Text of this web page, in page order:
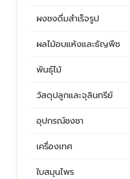
ผงชงดื่มสำเร็จรูป
ผลไม้อบแห้งและธัญพืช
พันธุ์ไม้
ต้นพันธุ์สมุนไพร
วัสดุปลูกและจุลินทรีย์
อุปกรณ์ชงชา
เครื่องเทศ
ใบสมุนไพร